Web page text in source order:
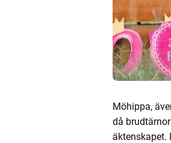
Möhippa,
då
äktenskapet.